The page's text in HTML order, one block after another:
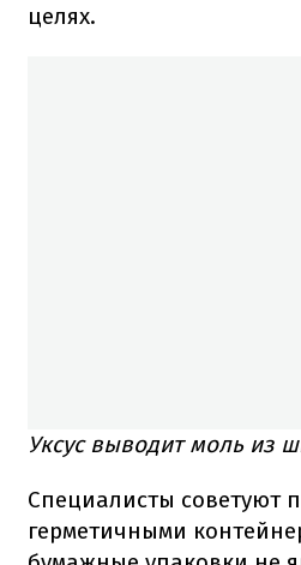
целях.
Уксус выводит моль из
Специалисты советуют
герметичными